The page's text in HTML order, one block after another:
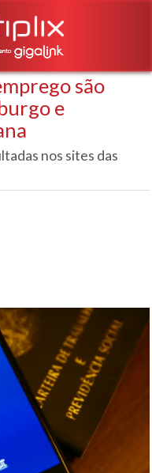
são
e
nos sites das